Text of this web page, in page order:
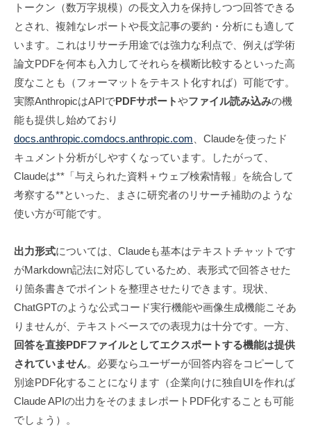
トークン（数万字規模）の長文入力を保持しつつ回答できる
とされ、複雑なレポートや長文記事の要約・分析にも適して
います。これはリサーチ用途では強力な利点で、例えば学術
論文PDFを何本も入力してそれらを横断比較するといった高
度なことも（フォーマットをテキスト化すれば）可能です。
実際AnthropicはAPIでPDFサポートやファイル読み込みの機
能も提供し始めており
docs.anthropic.comdocs.anthropic.com 、Claudeを使ったド
キュメント分析がしやすくなっています。したがって、
Claudeは**「与えられた資料＋ウェブ検索情報」を統合して
考察する**といった、まさに研究者のリサーチ補助のような
使い方が可能です。
出力形式については、Claudeも基本はテキストチャットです
がMarkdown記法に対応しているため、表形式で回答させた
り箇条書きでポイントを整理させたりできます。現状、
ChatGPTのような公式コード実行機能や画像生成機能こそあ
りませんが、テキストベースでの表現力は十分です。一方、
回答を直接PDFファイルとしてエクスポートする機能は提供
されていません。必要ならユーザーが回答内容をコピーして
別途PDF化することになります（企業向けに独自UIを作れば
Claude APIの出力をそのままレポートPDF化することも可能
でしょう）。